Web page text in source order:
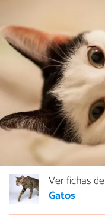
Ver fichas de
Gatos